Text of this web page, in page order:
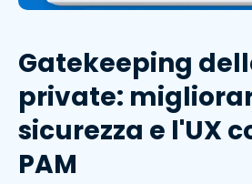
Gatekeeping
private:
sicurezza e l'UX
PAM